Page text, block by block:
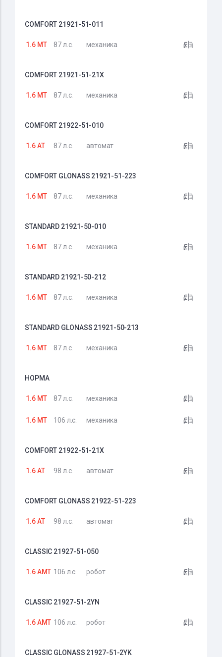
COMFORT 21921-51-011
1.6 MT 87 л.с. механика
COMFORT 21921-51-21X
1.6 MT 87 л.с. механика
COMFORT 21922-51-010
1.6 AT 87 л.с. автомат
COMFORT GLONASS 21921-51-223
1.6 MT 87 л.с. механика
STANDARD 21921-50-010
1.6 MT 87 л.с. механика
STANDARD 21921-50-212
1.6 MT 87 л.с. механика
STANDARD GLONASS 21921-50-213
1.6 MT 87 л.с. механика
НОРМА
1.6 MT 87 л.с. механика
1.6 MT 106 л.с. механика
COMFORT 21922-51-21X
1.6 AT 98 л.с. автомат
COMFORT GLONASS 21922-51-223
1.6 AT 98 л.с. автомат
CLASSIC 21927-51-050
1.6 AMT 106 л.с. робот
CLASSIC 21927-51-2YN
1.6 AMT 106 л.с. робот
CLASSIC GLONASS 21927-51-2YK